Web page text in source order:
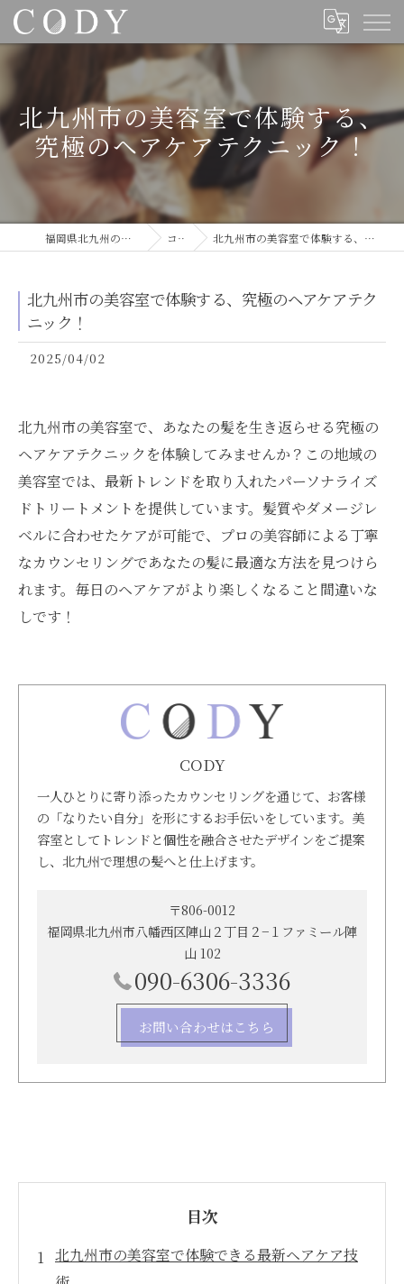
北九州市の美容室で体験する、
究極のヘアケアテクニック！
福岡県北九州の美容室ならCODY コラム 北九州市の美容室で体験する、究極のヘアケアテクニック！
北九州市の美容室で体験する、究極のヘアケアテク
ニック！
2025/04/02
北九州市の美容室で、あなたの髪を生き返らせる究極の
ヘアケアテクニックを体験してみませんか？この地域の
美容室では、最新トレンドを取り入れたパーソナライズ
ドトリートメントを提供しています。髪質やダメージレ
ベルに合わせたケアが可能で、プロの美容師による丁寧
なカウンセリングであなたの髪に最適な方法を見つけら
れます。毎日のヘアケアがより楽しくなること間違いな
しです！
CODY
一人ひとりに寄り添ったカウンセリングを通じて、お客様
の「なりたい自分」を形にするお手伝いをしています。美
容室としてトレンドと個性を融合させたデザインをご提案
し、北九州で理想の髪へと仕上げます。
〒806-0012
福岡県北九州市八幡西区陣山２丁目２−１ファミール陣
山 102
090-6306-3336
お問い合わせはこちら
目次
北九州市の美容室で体験できる最新ヘアケア技